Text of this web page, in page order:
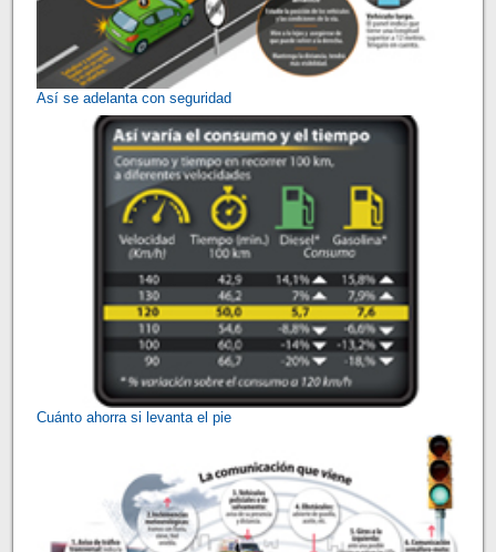
Así se adelanta con seguridad
Cuánto ahorra si levanta el pie